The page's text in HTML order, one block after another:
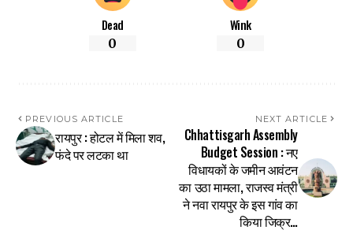
Dead
0
Wink
0
PREVIOUS ARTICLE
रायपुर : होटल में मिला शव,
फंदे पर लटका था
NEXT ARTICLE
Chhattisgarh Assembly
Budget Session : नए
विधायकों के जमीन आवंटन
का उठा मामला, राजस्व मंत्री
ने नवा रायपुर के इस गांव का
किया जिक्र…